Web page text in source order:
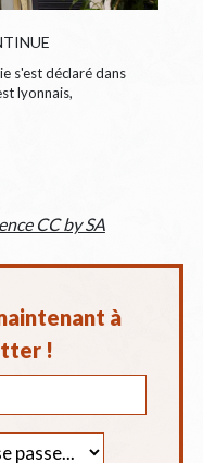
s'est déclaré dans
lyonnais,
CC by SA
à
!